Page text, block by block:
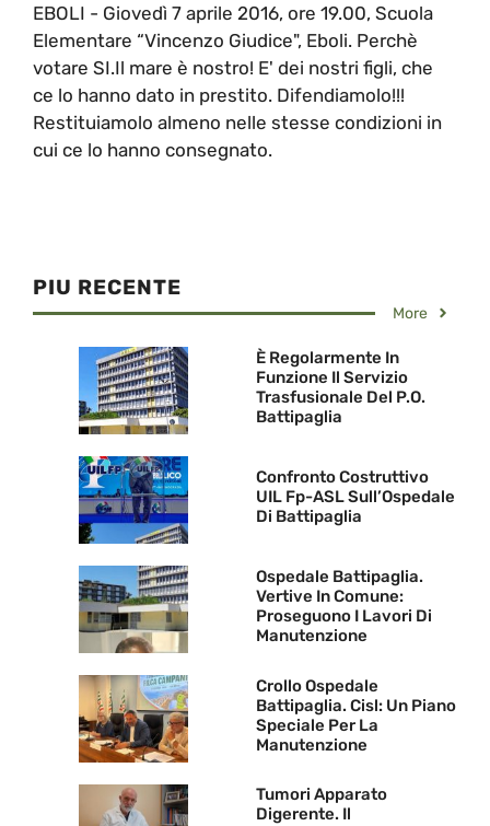
EBOLI - Giovedì 7 aprile 2016, ore 19.00, Scuola
Elementare “Vincenzo Giudice", Eboli. Perchè
votare SI. ​Il mare è nostro! E' dei nostri figli, che
ce lo hanno dato in prestito. Difendiamolo!!!
Restituiamolo almeno nelle stesse condizioni in
cui ce lo hanno consegnato.
PIU RECENTE
More
È Regolarmente In
Funzione Il Servizio
Trasfusionale Del P.O.
Battipaglia
Confronto Costruttivo
UIL Fp-ASL Sull’Ospedale
Di Battipaglia
Ospedale Battipaglia.
Vertive In Comune:
Proseguono I Lavori Di
Manutenzione
Crollo Ospedale
Battipaglia. Cisl: Un Piano
Speciale Per La
Manutenzione
Tumori Apparato
Digerente. Il